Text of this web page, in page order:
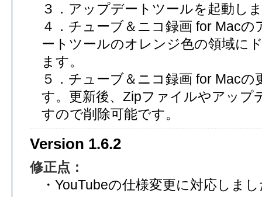
３．アップデートツールを起動し
４．チューブ＆ニコ録画 for Mac
ートツールのオレンジ色の領域に
ます。
５．チューブ＆ニコ録画 for Mac
す。更新後、Zipファイルやアップ
すので削除可能です。
Version 1.6.2
修正点：
・YouTubeの仕様変更に対応しま